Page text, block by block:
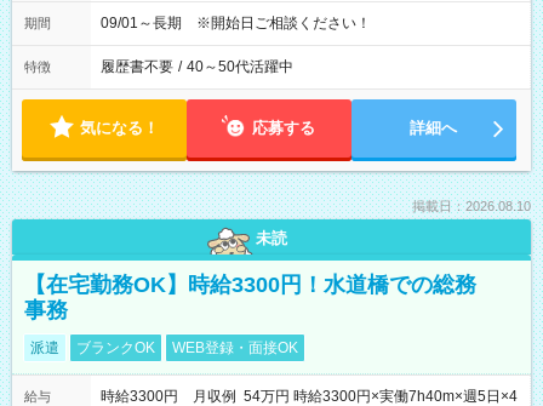
期間 09/01～長期 ※開始日ご相談ください！
特徴 履歴書不要 / 40～50代活躍中
気になる！ 応募する 詳細へ
掲載日：2026.08.10
未読
【在宅勤務OK】時給3300円！水道橋での総務
事務
派遣 ブランクOK WEB登録・面接OK
給与
時給3300円 月収例 54万円 時給3300円×実働7h40m×週5日×4